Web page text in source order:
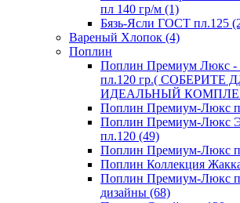
пл 140 гр/м (1)
Бязь-Ясли ГОСТ пл.125
Вареный Хлопок (4)
Поплин
Поплин Премиум Люкс -
пл.120 гр.( СОБЕРИТЕ
ИДЕАЛЬНЫЙ
Поплин Премиум-Люкс
Поплин Премиум-Люкс
пл.120 (49)
Поплин Премиум-Люкс
Поплин Коллекция
Поплин Премиум-Люкс
дизайны (68)